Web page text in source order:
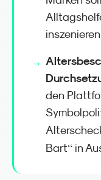
inszenieren.
den
Bart“ in